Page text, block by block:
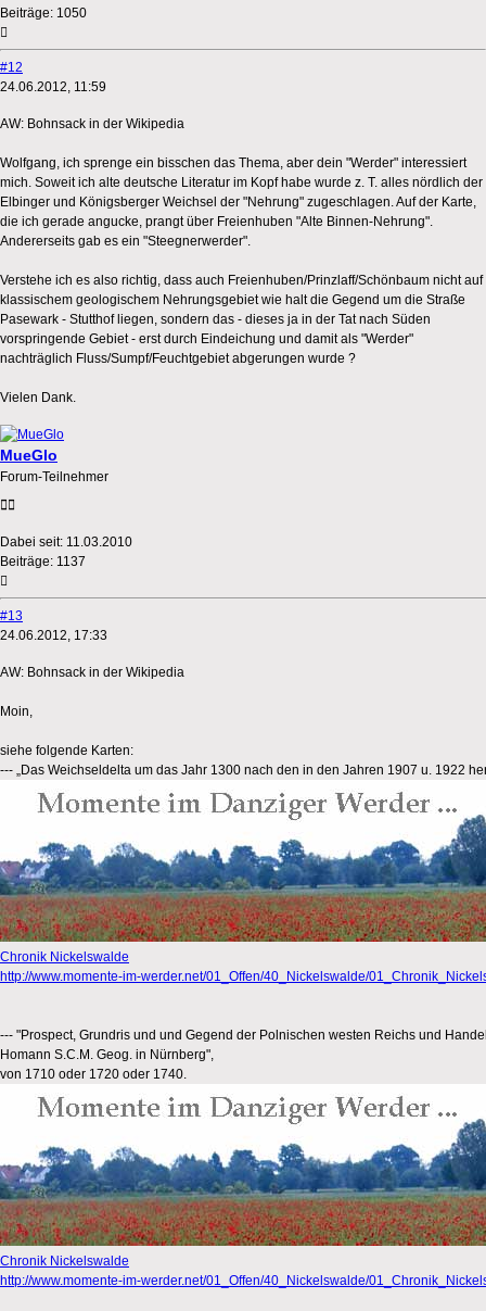
Beiträge: 1050
#12
24.06.2012, 11:59
AW: Bohnsack in der Wikipedia
Wolfgang, ich sprenge ein bisschen das Thema, aber dein "Werder" interessiert
mich. Soweit ich alte deutsche Literatur im Kopf habe wurde z. T. alles nördlich der
Elbinger und Königsberger Weichsel der "Nehrung" zugeschlagen. Auf der Karte,
die ich gerade angucke, prangt über Freienhuben "Alte Binnen-Nehrung".
Andererseits gab es ein "Steegnerwerder".
Verstehe ich es also richtig, dass auch Freienhuben/Prinzlaff/Schönbaum nicht auf
klassischem geologischem Nehrungsgebiet wie halt die Gegend um die Straße
Pasewark - Stutthof liegen, sondern das - dieses ja in der Tat nach Süden
vorspringende Gebiet - erst durch Eindeichung und damit als "Werder"
nachträglich Fluss/Sumpf/Feuchtgebiet abgerungen wurde ?
Vielen Dank.
MueGlo
Forum-Teilnehmer
Dabei seit: 11.03.2010
Beiträge: 1137
#13
24.06.2012, 17:33
AW: Bohnsack in der Wikipedia
Moin,
siehe folgende Karten:
--- „Das Weichseldelta um das Jahr 1300 nach den in den Jahren 1907 u. 1922
Chronik Nickelswalde
http://www.momente-im-werder.net/01_Offen/40_Nickelswalde/
--- "Prospect, Grundris und und Gegend der Polnischen westen Reichs und
Homann S.C.M. Geog. in Nürnberg",
von 1710 oder 1720 oder 1740.
Chronik Nickelswalde
http://www.momente-im-werder.net/01_Offen/40_Nickelswalde/